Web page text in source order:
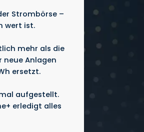
Strombörse –
wert ist.
mehr als die
neue Anlagen
ersetzt.
aufgestellt.
erledigt alles